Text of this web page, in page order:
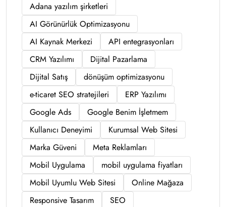
Adana yazılım şirketleri
AI Görünürlük Optimizasyonu
AI Kaynak Merkezi
API entegrasyonları
CRM Yazılımı
Dijital Pazarlama
Dijital Satış
dönüşüm optimizasyonu
e-ticaret SEO stratejileri
ERP Yazılımı
Google Ads
Google Benim İşletmem
Kullanıcı Deneyimi
Kurumsal Web Sitesi
Marka Güveni
Meta Reklamları
Mobil Uygulama
mobil uygulama fiyatları
Mobil Uyumlu Web Sitesi
Online Mağaza
Responsive Tasarım
SEO